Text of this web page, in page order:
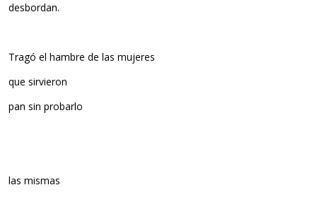
desbordan.
Tragó el hambre de las mujeres
que sirvieron
pan sin probarlo
las mismas